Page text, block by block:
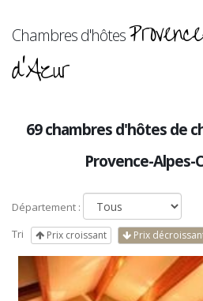
Chambres d'hôtes
d'Azur
69 chambres d'hôtes de
Provence-Alpes-
Département :
Tri
Prix croissant Prix